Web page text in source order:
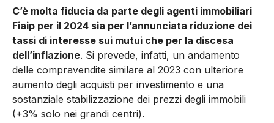
C’è molta fiducia da parte degli agenti immobiliari
Fiaip per il 2024 sia per l’annunciata riduzione dei
tassi di interesse sui mutui che per la discesa
dell’inflazione. Si prevede, infatti, un andamento
delle compravendite similare al 2023 con ulteriore
aumento degli acquisti per investimento e una
sostanziale stabilizzazione dei prezzi degli immobili
(+3% solo nei grandi centri).